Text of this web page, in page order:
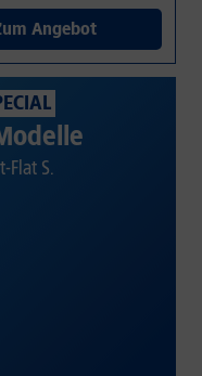
Angebot
Flat S.